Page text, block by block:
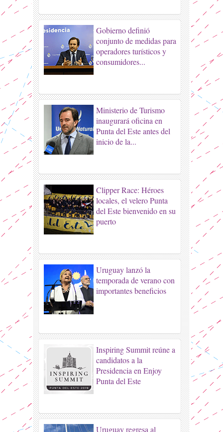
Gobierno definió
conjunto de medidas para
operadores turísticos y
consumidores...
Ministerio de Turismo
inaugurará oficina en
Punta del Este antes del
inicio de la...
Clipper Race: Héroes
locales, el velero Punta
del Este bienvenido en su
puerto
Uruguay lanzó la
temporada de verano con
importantes beneficios
Inspiring Summit reúne a
candidatos a la
Presidencia en Enjoy
Punta del Este
Uruguay regresa al